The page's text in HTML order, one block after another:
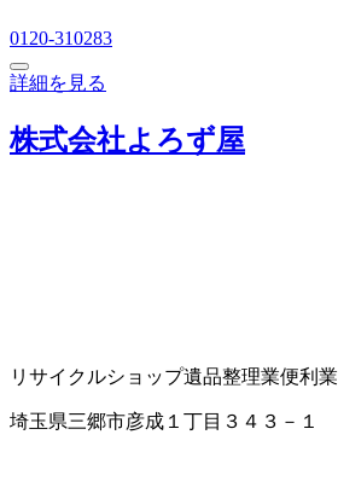
0120-310283
詳細を見る
株式会社よろず屋
リサイクルショップ遺品整理業便利業
埼玉県三郷市彦成１丁目３４３－１